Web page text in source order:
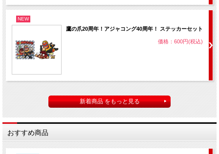
NEW
鷹の爪20周年！アジャコング40周年！ ステッカーセット
価格：600円(税込)
新着商品 をもっと見る
おすすめ商品